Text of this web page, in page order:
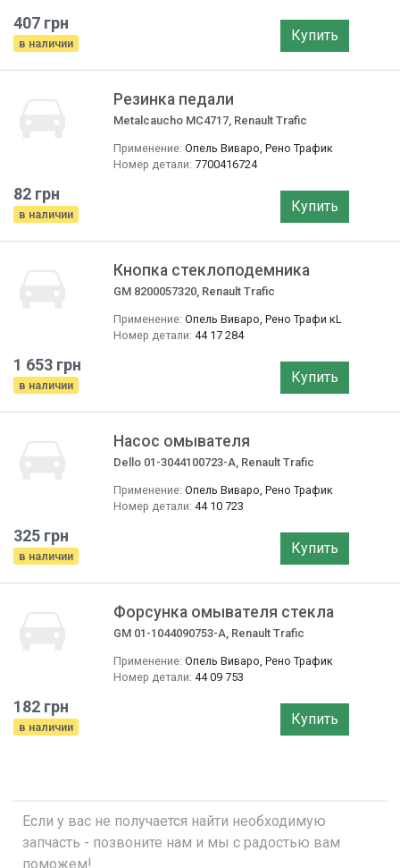
407 грн
в наличии Купить
Резинка педали
Metalcaucho MC4717, Renault Trafic
Применение: Опель Виваро, Рено Трафик
Номер детали: 7700416724
82 грн
в наличии Купить
Кнопка стеклоподемника
GM 8200057320, Renault Trafic
Применение: Опель Виваро, Рено Трафи кL
Номер детали: 44 17 284
1 653 грн
в наличии Купить
Насос омывателя
Dello 01-3044100723-A, Renault Trafic
Применение: Опель Виваро, Рено Трафик
Номер детали: 44 10 723
325 грн
в наличии Купить
Форсунка омывателя стекла
GM 01-1044090753-A, Renault Trafic
Применение: Опель Виваро, Рено Трафик
Номер детали: 44 09 753
182 грн
в наличии Купить
Если у вас не получается найти необходимую
запчасть - позвоните нам и мы с радостью вам
поможем!